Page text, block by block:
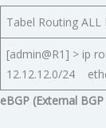
Tabel Routing ALL
[admin@R1] >
12.12.12.0/
eBGP (External